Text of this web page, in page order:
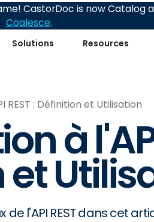
Solutions Resources
CastorDoc is now Catalog
Coalesce.
REST : Définition et Utilisation
à
et
l'API REST dans cet